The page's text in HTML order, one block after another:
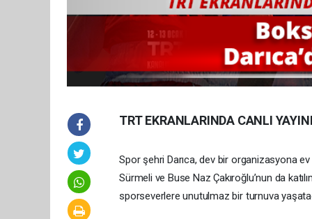
TRT EKRANLARINDA CANLI
Spor şehri Darıca, dev bir organizasyona
Sürmeli ve Buse Naz Çakıroğlu’nun da
sporseverlere unutulmaz bir turnuva